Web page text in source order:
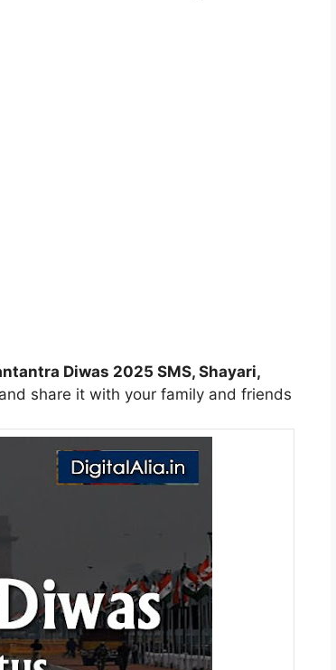
Diwas 2025 SMS, Shayari,
and share it with your family and friends